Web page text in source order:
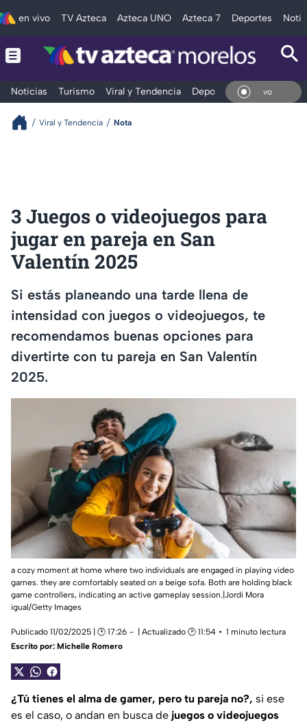
en vivo TV Azteca Azteca UNO Azteca 7 Deportes
Noticias Turismo Viral y Tendencia Deportes Espectáculos
En
Viral y Tendencia Nota
3 Juegos o videojuegos para
jugar en pareja en San
Valentín 2025
Si estás planeando una tarde llena de
intensidad con juegos o videojuegos, te
recomendamos buenas opciones para
divertirte con tu pareja en San Valentín
2025.
a cozy moment at home where two individuals are engaged in playing video
games. they are comfortably seated on a beige sofa. Both are holding black
game controllers, indicating an active gameplay session.|Jordi Mora
igual/Getty Images
Publicado 11/02/2025 | 🕑 17:26 | Actualizado 🕑 11:54
1 minuto lectura
Escrito por: Michelle Romero
¿Tú tienes el alma de gamer, pero tu pareja no?, si ese
es el caso, o andan en busca de juegos o videojuegos